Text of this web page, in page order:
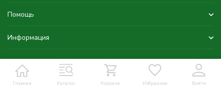
Главная Каталог Корзина Избранное Войти
Помощь
Информация